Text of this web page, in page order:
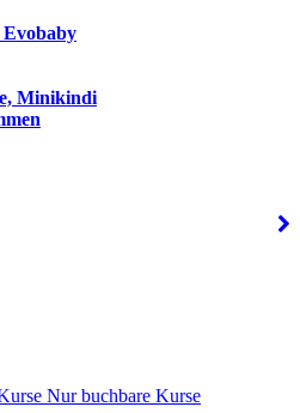
Minikindi
Nur buchbare Kurse